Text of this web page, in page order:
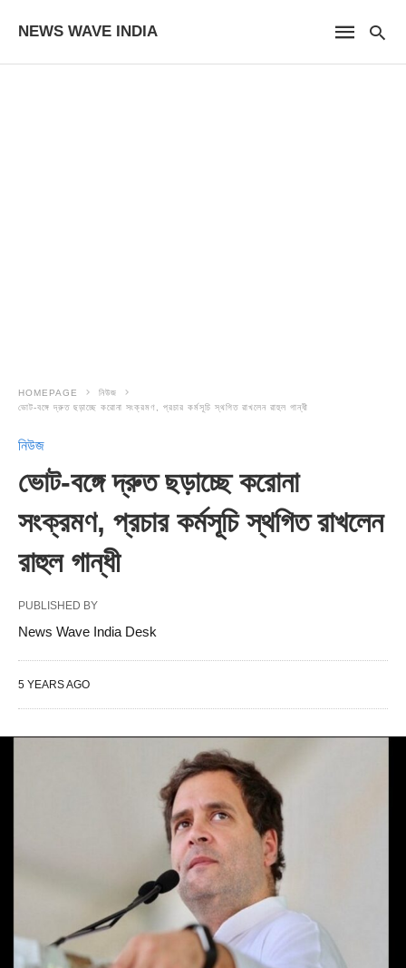
NEWS WAVE INDIA
HOMEPAGE
নিউজ
ভোট-বঙ্গে দ্রুত ছড়াচ্ছে করোনা সংক্রমণ, প্রচার কর্মসূচি স্থগিত রাখলেন রাহুল গান্ধী
নিউজ
ভোট-বঙ্গে দ্রুত ছড়াচ্ছে করোনা
সংক্রমণ, প্রচার কর্মসূচি স্থগিত রাখলেন
রাহুল গান্ধী
PUBLISHED BY
News Wave India Desk
5 YEARS AGO